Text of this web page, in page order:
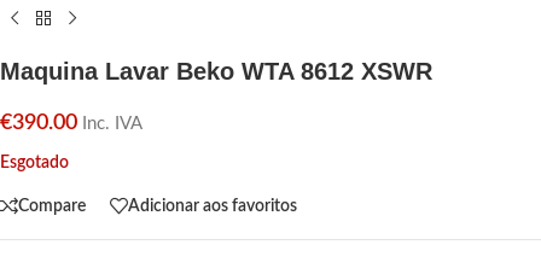
Maquina Lavar Beko WTA 8612 XSWR
€390.00 Inc. IVA
Esgotado
Compare Adicionar aos favoritos